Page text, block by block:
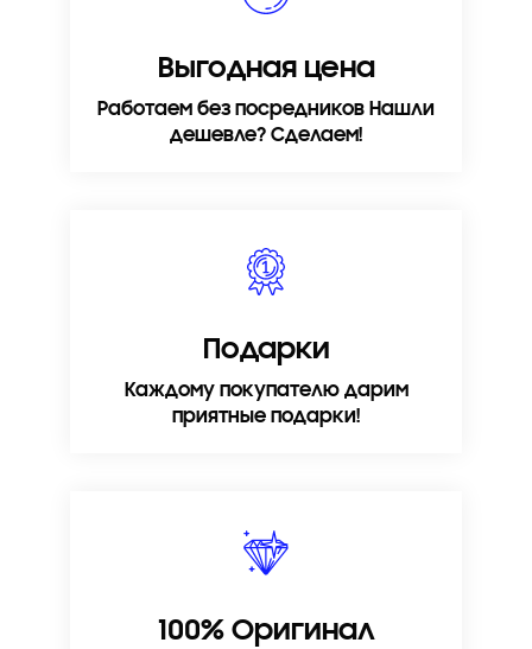
Выгодная цена
Работаем без посредников Нашли
дешевле? Сделаем!
Подарки
Каждому покупателю дарим
приятные подарки!
100% Оригинал